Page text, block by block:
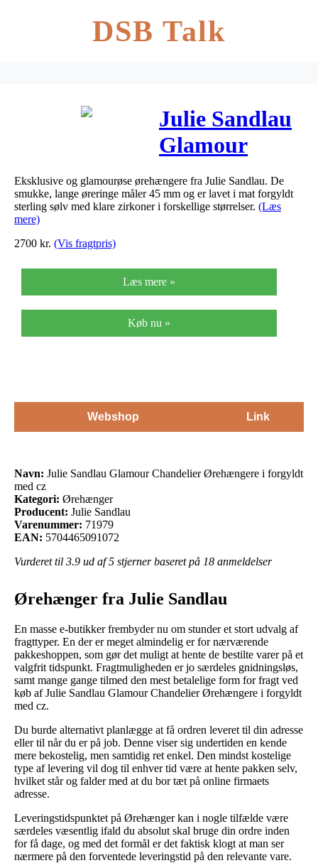
DSB Talk
Julie Sandlau
Glamour
Chandelier
Ørehængere i
Eksklusive og glamourøse ørehængere fra Julie Sandlau. De
smukke, lange øreringe måler 45 mm og er lavet i mat forgyldt
sterling sølv med klare zirkoner i forskellige størrelser. (Læs
mere)
2700 kr. (Vis fragtpris)
Læs mere »
Køb nu »
Webshop Link
Navn: Julie Sandlau Glamour Chandelier Ørehængere i forgyldt
med cz
Kategori: Ørehænger
Producent: Julie Sandlau
Varenummer: 71979
EAN: 5704465091072
Vurderet til 3.9 ud af 5 stjerner baseret på 18 anmeldelser
Ørehænger fra Julie Sandlau
En masse e-butikker frembyder nu om stunder et stort udvalg af
fragttyper. En der er meget almindelig er for nærværende
pakkeshoppen, som gør det muligt at hente de bestilte varer på et
valgfrit tidspunkt. Fragtmuligheden er jo særdeles gnidningsløs,
samt mange gange tilmed den mest betalelige form for fragt ved
køb af Julie Sandlau Glamour Chandelier Ørehængere i forgyldt
med cz.
Du burde alternativt planlægge at få ordren leveret til din adresse
eller til når du er på job. Denne viser sig undertiden en kende
mere bekostelig, men samtidig ret enkel. Den mindst kostelige
type af levering vil dog til enhver tid være at hente pakken selv,
hvilket står og falder med at du bor tæt på online firmaets
adresse.
Leveringstidspunktet på Ørehænger kan i nogle tilfælde være
særdeles væsentlig ifald du absolut skal bruge din ordre inden
for få dage, og med det formål er det faktisk klogt at man ser
nærmere på den forventede leveringstid på den relevante vare.